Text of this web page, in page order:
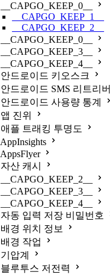
__CAPGO_KEEP_0__
__CAPGO_KEEP_1__
__CAPGO_KEEP_2__
__CAPGO_KEEP_0__
__CAPGO_KEEP_3__
__CAPGO_KEEP_4__
안드로이드 키오스크
안드로이드 SMS 리트리버
안드로이드 사용량 통계
앱 진위
애플 트래킹 투명도
AppInsights
AppsFlyer
자산 캐시
__CAPGO_KEEP_2__
__CAPGO_KEEP_3__
__CAPGO_KEEP_4__
자동 입력 저장 비밀번호
배경 위치 정보
배경 작업
기압계
블루투스 저전력